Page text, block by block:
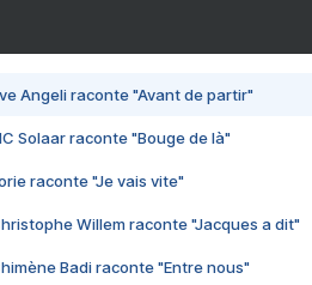
Angeli raconte "Avant de partir"
Solaar raconte "Bouge de là"
raconte "Je vais vite"
Willem raconte "Jacques a dit"
Badi raconte "Entre nous"